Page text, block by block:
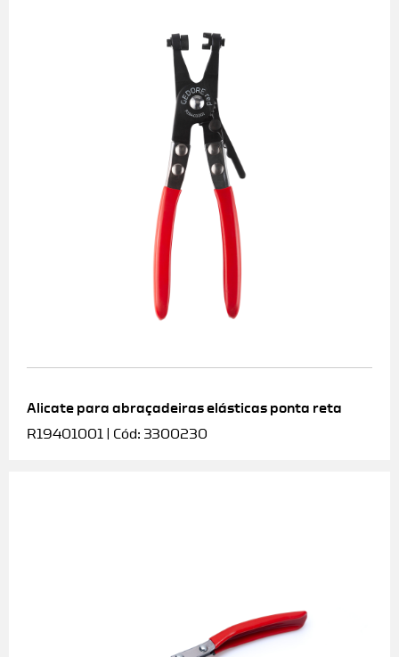
Alicate para abraçadeiras elásticas ponta reta
R19401001 | Cód: 3300230